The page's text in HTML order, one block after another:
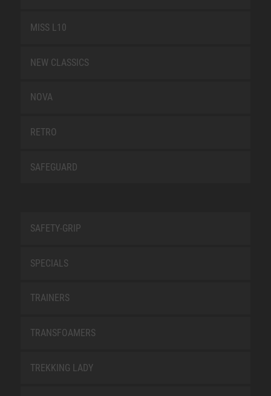
MISS L10
NEW CLASSICS
NOVA
RETRO
SAFEGUARD
SAFETY-GRIP
SPECIALS
TRAINERS
TRANSFOAMERS
TREKKING LADY